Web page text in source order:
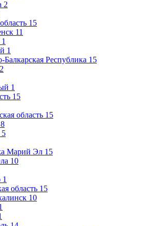
2
15
11
1
1
Балкарская Республика 15
1
15
область 15
8
5
Марий Эл 15
10
1
область 15
10